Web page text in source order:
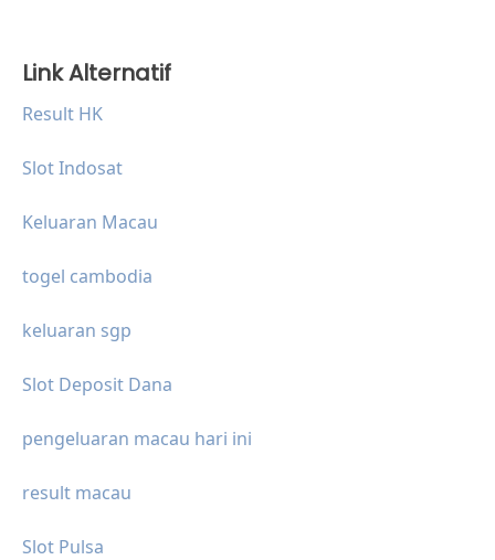
Link Alternatif
Result HK
Slot Indosat
Keluaran Macau
togel cambodia
keluaran sgp
Slot Deposit Dana
pengeluaran macau hari ini
result macau
Slot Pulsa